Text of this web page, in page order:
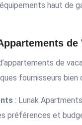
haut de
de
de
fournisseurs bien
: Lunak
préférences et